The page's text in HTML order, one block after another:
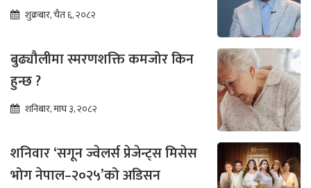
शुक्रबार, चैत ६, २०८२
बुढ्यौलीमा स्मरणशक्ति कमजोर किन
हुन्छ ?
शनिबार, माघ ३, २०८२
शनिवार ‘सगून ज्वेलर्स प्रेजेन्ट्स मिसेस
भोग नेपाल–२०२५’को अडिसन